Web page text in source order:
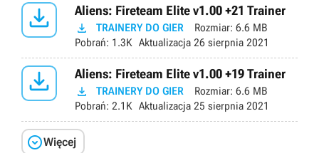
 Aliens: Fireteam Elite v1.00 +21 Trainer
 TRAINERY DO GIER Rozmiar: 6.6 MB
Pobrań: 1.3K Aktualizacja 26 sierpnia 2021
 Aliens: Fireteam Elite v1.00 +19 Trainer
 TRAINERY DO GIER Rozmiar: 6.6 MB
Pobrań: 2.1K Aktualizacja 25 sierpnia 2021
Więcej